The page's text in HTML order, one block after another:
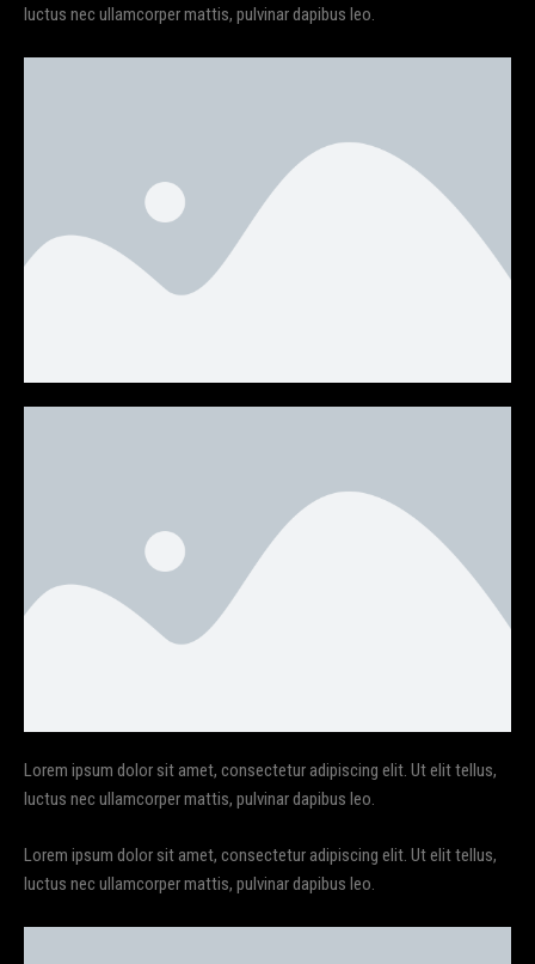
luctus nec ullamcorper mattis, pulvinar dapibus leo.
Lorem ipsum dolor sit amet, consectetur adipiscing elit. Ut elit tellus,
luctus nec ullamcorper mattis, pulvinar dapibus leo.
Lorem ipsum dolor sit amet, consectetur adipiscing elit. Ut elit tellus,
luctus nec ullamcorper mattis, pulvinar dapibus leo.